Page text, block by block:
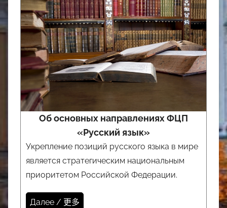
Об основных направлениях ФЦП
«Русский язык»
Укрепление позиций русского языка в мире
является стратегическим национальным
приоритетом Российской Федерации.
Далее / 更多